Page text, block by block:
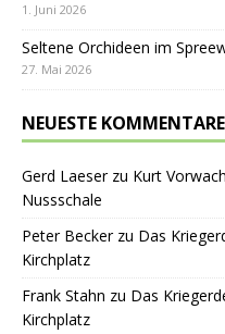
1. Juni 2026
Seltene Orchideen im
27. Mai 2026
NEUESTE KOMMENTARE
Gerd Laeserzu Kurt
Nussschale
Peter Beckerzu Das
Kirchplatz
Frank Stahn zu Das
Kirchplatz